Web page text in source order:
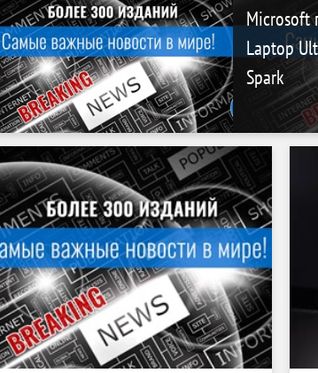
Microsoft
Laptop
Spark